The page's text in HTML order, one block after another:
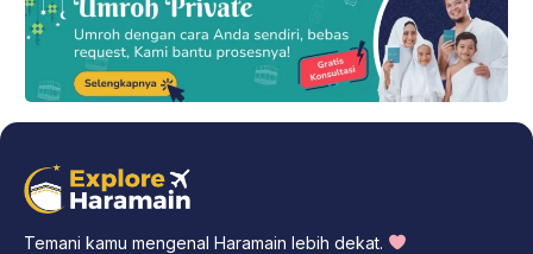
Temani kamu mengenal Haramain lebih dekat.